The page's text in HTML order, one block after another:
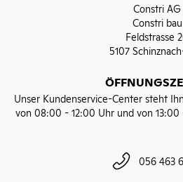
Constri AG
Constri bau
Feldstrasse
5107
Unser Kundenservice-Center steht
von 08:00 - 12:00 Uhr und von
056 463